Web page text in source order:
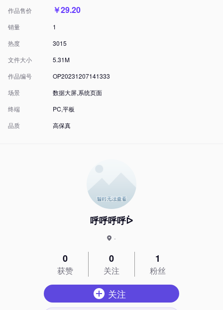
作品售价 ￥29.20
销量
1
热度
3015
文件大小
5.31M
作品编号
OP20231207141333
场景
数据大屏,系统页面
终端
PC,平板
品质
高保真
呼呼呼呼ᐆ
·
0
获赞
0
关注
1
粉丝
关注